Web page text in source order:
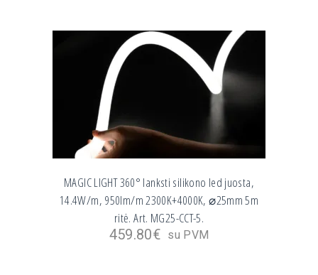
MAGIC LIGHT 360° lanksti silikono led juosta,
14.4W/m, 950lm/m 2300K+4000K, ⌀25mm 5m
ritė. Art. MG25-CCT-5.
459.80€ su PVM